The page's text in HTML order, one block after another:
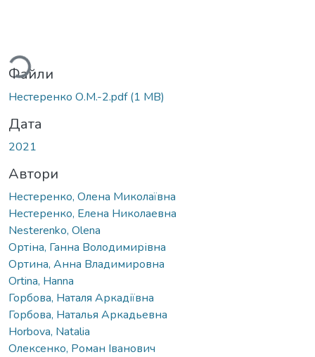
Файли
Нестеренко О.М.-2.pdf(1 MB)
Дата
2021
Автори
Нестеренко, Олена Миколаївна
Нестеренко, Елена Николаевна
Nesterenko, Olena
Ортіна, Ганна Володимирівна
Ортина, Анна Владимировна
Ortina, Hanna
Горбова, Наталя Аркадіївна
Горбова, Наталья Аркадьевна
Horbova, Natalia
Олексенко, Роман Іванович